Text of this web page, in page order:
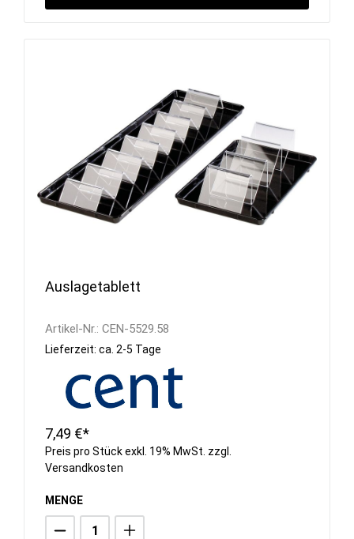
Auslagetablett
Artikel-Nr.: CEN-5529.58
Lieferzeit: ca. 2-5 Tage
7,49 €*
Preis pro Stück exkl. 19% MwSt. zzgl.
Versandkosten
MENGE